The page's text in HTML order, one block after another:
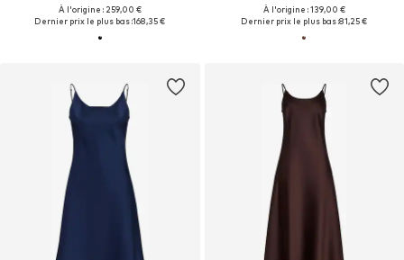
À l'origine : 259,00 €
Dernier prix le plus bas :168,35 €
À l'origine : 139,00 €
Dernier prix le plus bas :81,25 €